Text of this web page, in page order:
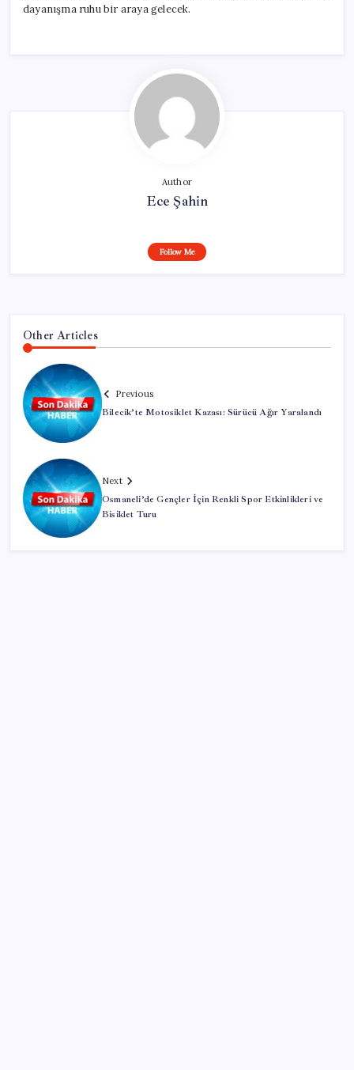
dayanışma ruhu bir araya gelecek.
Author
Ece Şahin
Follow Me
Other Articles
Previous
Bilecik’te Motosiklet Kazası: Sürücü Ağır Yaralandı
Next
Osmaneli’de Gençler İçin Renkli Spor Etkinlikleri ve
Bisiklet Turu